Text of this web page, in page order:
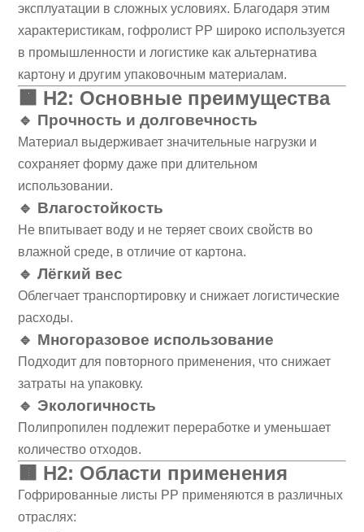
эксплуатации в сложных условиях. Благодаря этим
характеристикам, гофролист PP широко используется
в промышленности и логистике как альтернатива
картону и другим упаковочным материалам.
🟧 H2: Основные преимущества
🔹 Прочность и долговечность
Материал выдерживает значительные нагрузки и
сохраняет форму даже при длительном
использовании.
🔹 Влагостойкость
Не впитывает воду и не теряет своих свойств во
влажной среде, в отличие от картона.
🔹 Лёгкий вес
Облегчает транспортировку и снижает логистические
расходы.
🔹 Многоразовое использование
Подходит для повторного применения, что снижает
затраты на упаковку.
🔹 Экологичность
Полипропилен подлежит переработке и уменьшает
количество отходов.
🟫 H2: Области применения
Гофрированные листы PP применяются в различных
отраслях: